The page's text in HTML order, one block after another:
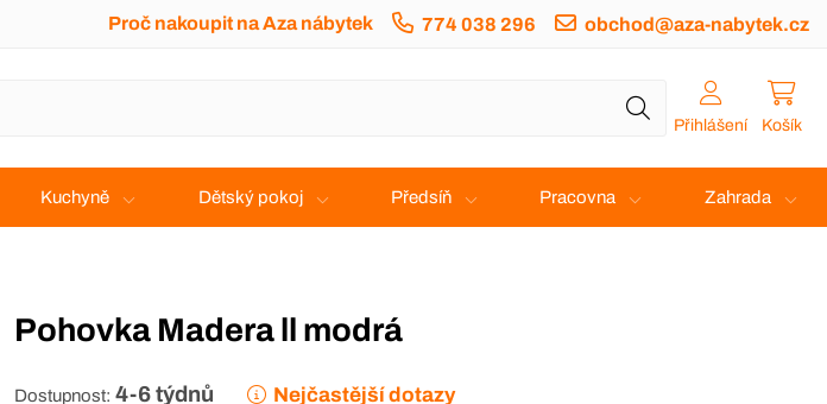
Proč nakoupit na Aza nábytek 774 038 296 obchod@aza-nabytek.cz
Přihlášení Košík
Kuchyně Dětský pokoj Předsíň Pracovna Zahrada
Pohovka Madera ll modrá
Dostupnost: 4-6 týdnů Nejčastější dotazy